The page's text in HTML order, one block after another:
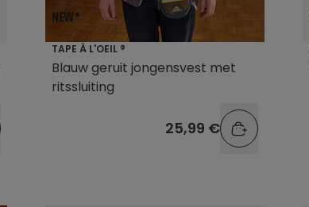
TAPE À L'OEIL ®
Blauw geruit jongensvest met
ritssluiting
25,99 €